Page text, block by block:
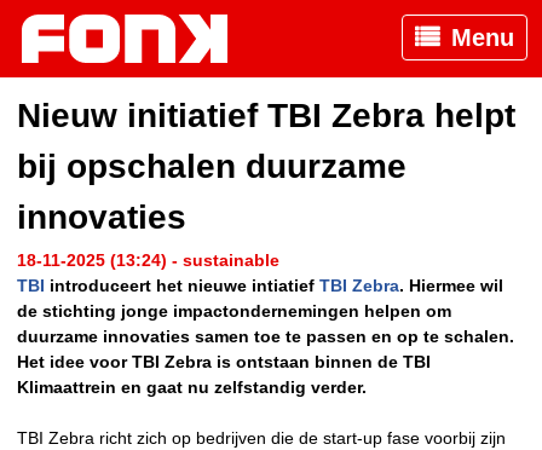
Menu
Nieuw initiatief TBI Zebra helpt
bij opschalen duurzame
innovaties
18-11-2025 (13:24) - sustainable
TBI introduceert het nieuwe intiatief TBI Zebra. Hiermee wil
de stichting jonge impactondernemingen helpen om
duurzame innovaties samen toe te passen en op te schalen.
Het idee voor TBI Zebra is ontstaan binnen de TBI
Klimaattrein en gaat nu zelfstandig verder.
TBI Zebra richt zich op bedrijven die de start-up fase voorbij zijn